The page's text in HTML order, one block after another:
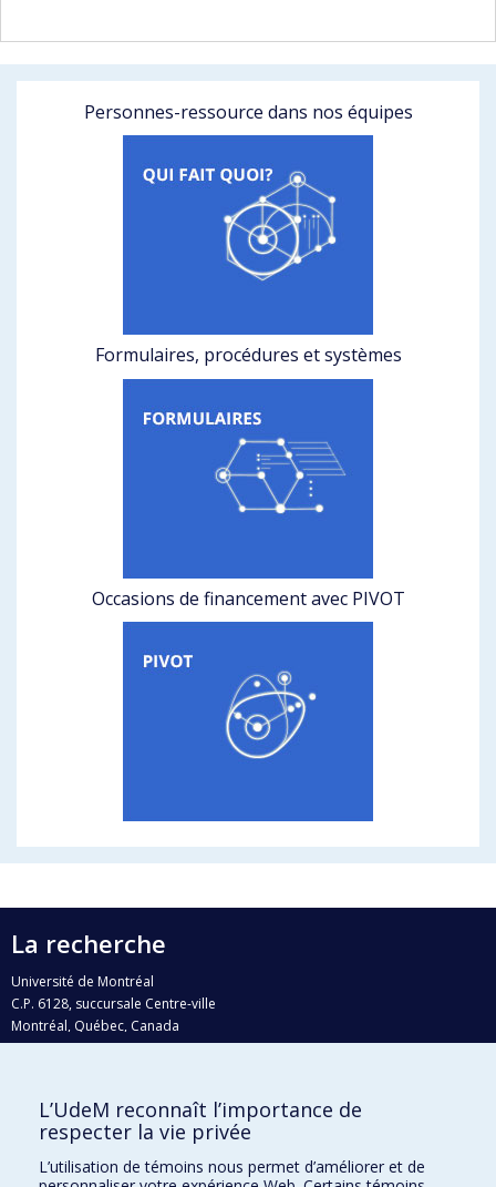
Personnes-ressource dans nos équipes
Formulaires, procédures et systèmes
Occasions de financement avec PIVOT
La recherche
Université de Montréal
C.P. 6128, succursale Centre-ville
Montréal, Québec, Canada
H3C 3J7
Qui fait quoi?
Nous trouver
L’UdeM reconnaît l’importance de
respecter la vie privée
L’utilisation de témoins nous permet d’améliorer et de